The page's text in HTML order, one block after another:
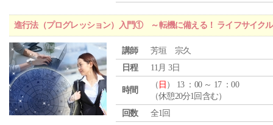
進行法（プログレッション）入門① ～転機に備える！ ライフサイク
講師
芳垣 宗久
日程
11月 3日
時間
（ 日 ） 13 ：00 ～ 17 ：00
（休憩20分1回含む）
回数
全1回